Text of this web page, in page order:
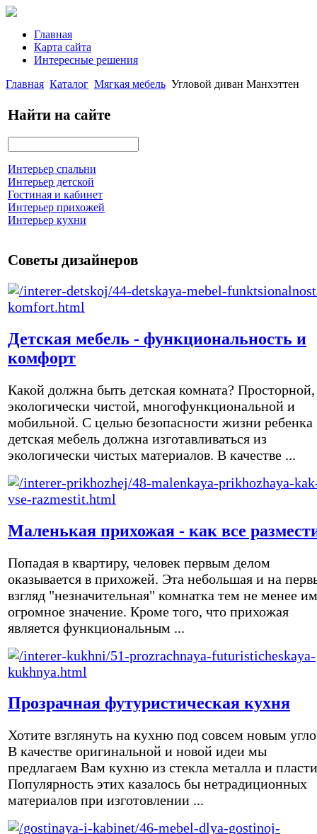
Главная
Карта сайта
Интересные решения
Главная Каталог Мягкая мебель Угловой диван Манхэттен
Найти на сайте
Интерьер спальни
Интерьер детской
Гостиная и кабинет
Интерьер прихожей
Интерьер кухни
Советы дизайнеров
Детская мебель - функциональность и
комфорт
Какой должна быть детская комната? Просторной,
экологически чистой, многофункциональной и
мобильной. С целью безопасности жизни ребенка
детская мебель должна изготавливаться из
экологически чистых материалов. В качестве ...
Маленькая прихожая - как все
Попадая в квартиру, человек первым делом
оказывается в прихожей. Эта небольшая и на
взгляд "незначительная" комнатка тем не менее
огромное значение. Кроме того, что прихожая
является функциональным ...
Прозрачная футуристическая кухня
Хотите взглянуть на кухню под совсем новым
В качестве оригинальной и новой идеи мы
предлагаем Вам кухню из стекла металла и
Популярность этих казалось бы нетрадиционных
материалов при изготовлении ...